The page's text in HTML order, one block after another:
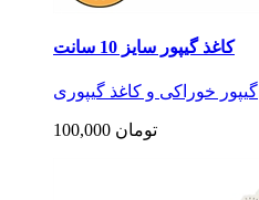
کاغذ گیپور سایز 10 سانت
گیپور خوراکی و کاغذ گیپوری
100,000 تومان